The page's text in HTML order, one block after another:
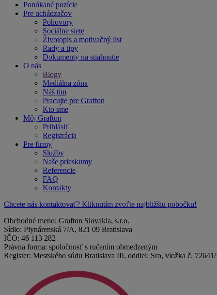
Ponúkané pozície
Pre uchádzačov
Pohovory
Sociálne siete
Životopis a motivačný list
Rady a tipy
Dokumenty na stiahnutie
O nás
Blogy
Mediálna zóna
Náš tím
Pracujte pre Grafton
Kto sme
Môj Grafton
Prihlásiť
Registrácia
Pre firmy
Služby
Naše prieskumy
Referencie
FAQ
Kontakty
Chcete nás kontaktovať? Kliknutím zvoľte najbližšiu pobočku!
Obchodné meno: Grafton Slovakia, s.r.o.
Sídlo: Plynárenská 7/A, 821 09 Bratislava
IČO: 46 113 282
Právna forma: spoločnosť s ručením obmedzeným
Register: Mestského súdu Bratislava III, oddiel: Sro, vložka č.